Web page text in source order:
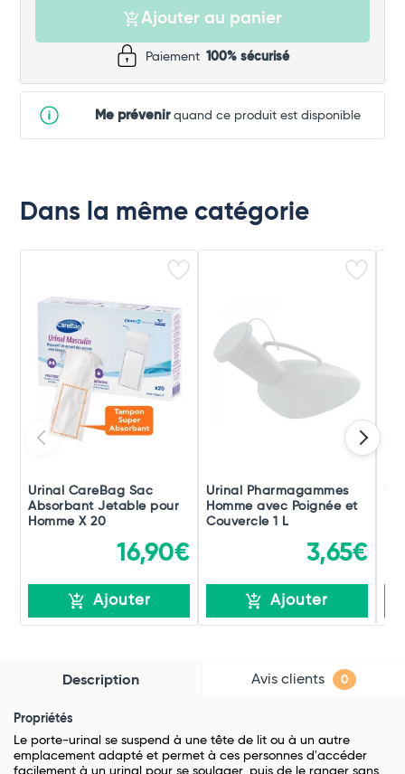
Ajouter au panier
Paiement 100% sécurisé
Me prévenirquand ce produit est disponible
Dans la même catégorie
Urinal CareBag Sac
Absorbant Jetable pour
Homme X 20
16,90€
Ajouter
Urinal Pharmagammes
Homme avec Poignée et
Couvercle 1 L
3,65€
Ajouter
Description Avis clients 0
Propriétés
Le porte-urinal se suspend à une tête de lit ou à un autre
emplacement adapté et permet à ces personnes d'accéder